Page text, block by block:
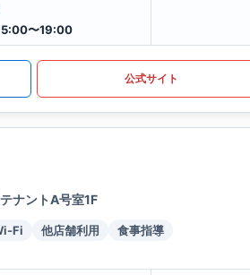
〜19:00
公式サイト
ナントA号室1F
Fi 他店舗利用 食事指導